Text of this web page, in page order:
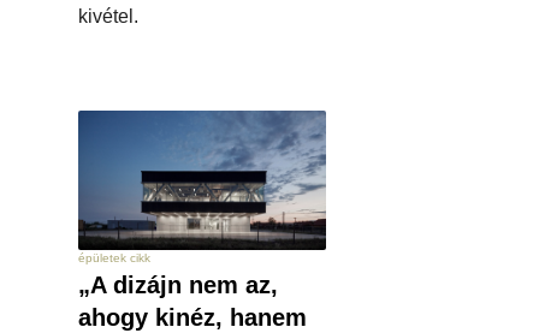
kivétel.
épületek cikk
„A dizájn nem az,
ahogy kinéz, hanem